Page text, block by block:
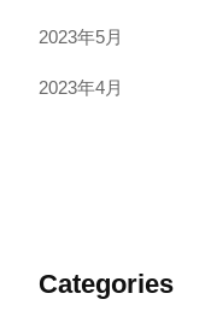
2023年5月
2023年4月
Categories